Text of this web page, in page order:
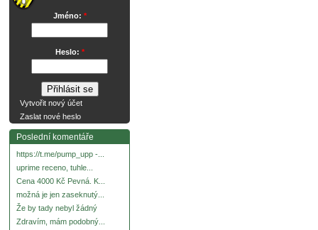
Jméno: *
Heslo: *
Vytvořit nový účet
Zaslat nové heslo
Poslední komentáře
https://t.me/pump_upp -...
uprime receno, tuhle...
Cena 4000 Kč Pevná. K...
možná je jen zaseknutý...
Že by tady nebyl žádný
Zdravím, mám podobný...